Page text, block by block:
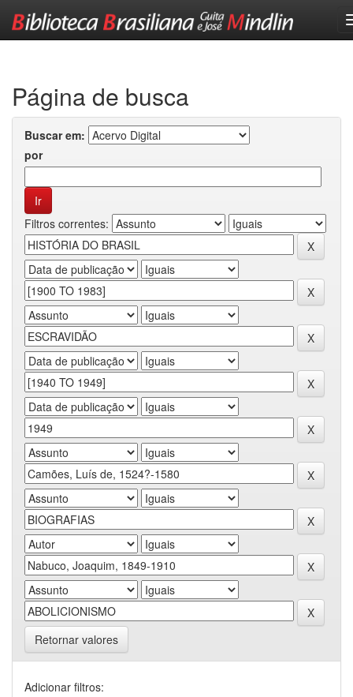
Página de busca
Buscar em:
por
Filtros correntes:
Retornar valores
Adicionar filtros: